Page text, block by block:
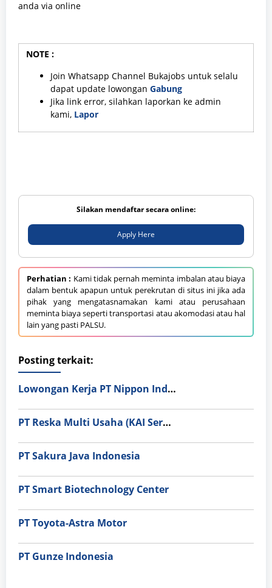
anda via online
NOTE :
Join Whatsapp Channel Bukajobs untuk selalu
dapat update lowongan Gabung
Jika link error, silahkan laporkan ke admin
kami, Lapor
Silakan mendaftar secara online:
Apply Here
Perhatian : Kami tidak pernah meminta imbalan atau biaya
dalam bentuk apapun untuk perekrutan di situs ini jika ada
pihak yang mengatasnamakan kami atau perusahaan
meminta biaya seperti transportasi atau akomodasi atau hal
lain yang pasti PALSU.
Posting terkait:
Lowongan Kerja PT Nippon Indosari Corpindo Tbk. Bulan Agustus 2026
PT Reska Multi Usaha (KAI Services)
PT Sakura Java Indonesia
PT Smart Biotechnology Center
PT Toyota-Astra Motor
PT Gunze Indonesia